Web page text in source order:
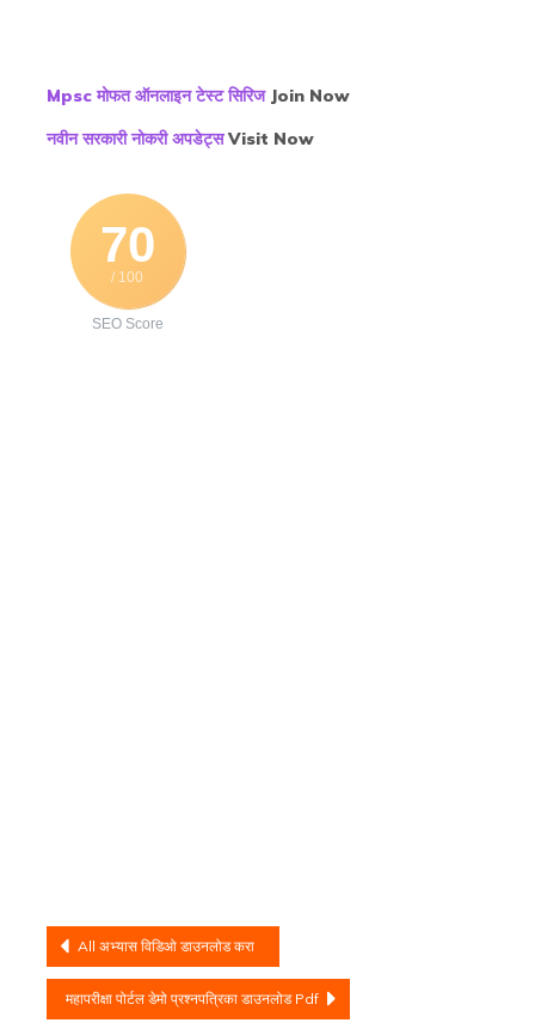
Mpsc मोफत ऑनलाइन टेस्ट सिरिज Join Now
नवीन सरकारी नोकरी अपडेट्स Visit Now
70
/ 100
SEO Score
Post
navigation
All अभ्यास विडिओ डाउनलोड करा
महापरीक्षा पोर्टल डेमो प्रश्नपत्रिका डाउनलोड Pdf